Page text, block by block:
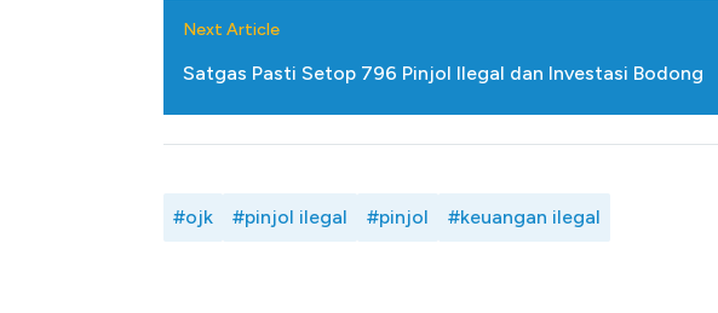
Next Article
Satgas Pasti Setop 796 Pinjol Ilegal dan Investasi Bodong
#ojk #pinjol ilegal #pinjol #keuangan ilegal